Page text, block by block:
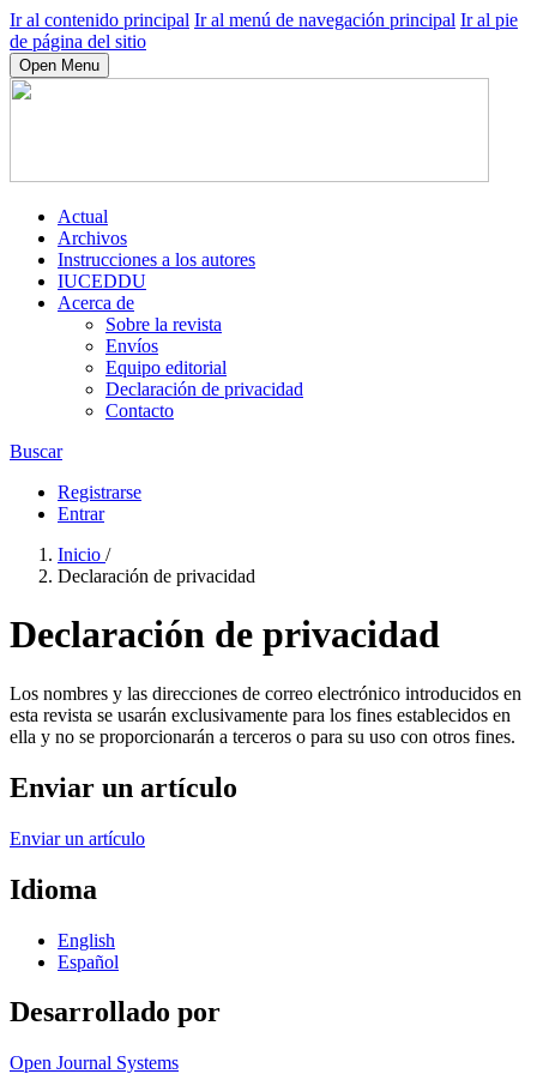
Ir al contenido principal Ir al menú de navegación principal Ir al pie
de página del sitio
Open Menu
Actual
Archivos
Instrucciones a los autores
IUCEDDU
Acerca de
Sobre la revista
Envíos
Equipo editorial
Declaración de privacidad
Contacto
Buscar
Registrarse
Entrar
Inicio /
Declaración de privacidad
Declaración de privacidad
Los nombres y las direcciones de correo electrónico introducidos en
esta revista se usarán exclusivamente para los fines establecidos en
ella y no se proporcionarán a terceros o para su uso con otros fines.
Enviar un artículo
Enviar un artículo
Idioma
English
Español
Desarrollado por
Open Journal Systems